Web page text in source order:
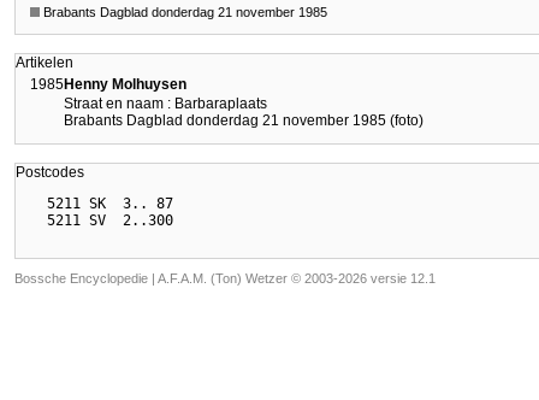
Brabants Dagblad donderdag 21 november 1985
Artikelen
1985Henny Molhuysen
Straat en naam : Barbaraplaats
Brabants Dagblad donderdag 21 november 1985 (foto)
Postcodes
  5211 SK  3.. 87
Bossche Encyclopedie | A.F.A.M. (Ton) Wetzer © 2003-2026 versie 12.1